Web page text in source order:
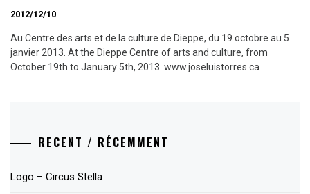
2012/12/10
Au Centre des arts et de la culture de Dieppe, du 19 octobre au 5
janvier 2013. At the Dieppe Centre of arts and culture, from
October 19th to January 5th, 2013. www.joseluistorres.ca
RECENT / RÉCEMMENT
Logo – Circus Stella